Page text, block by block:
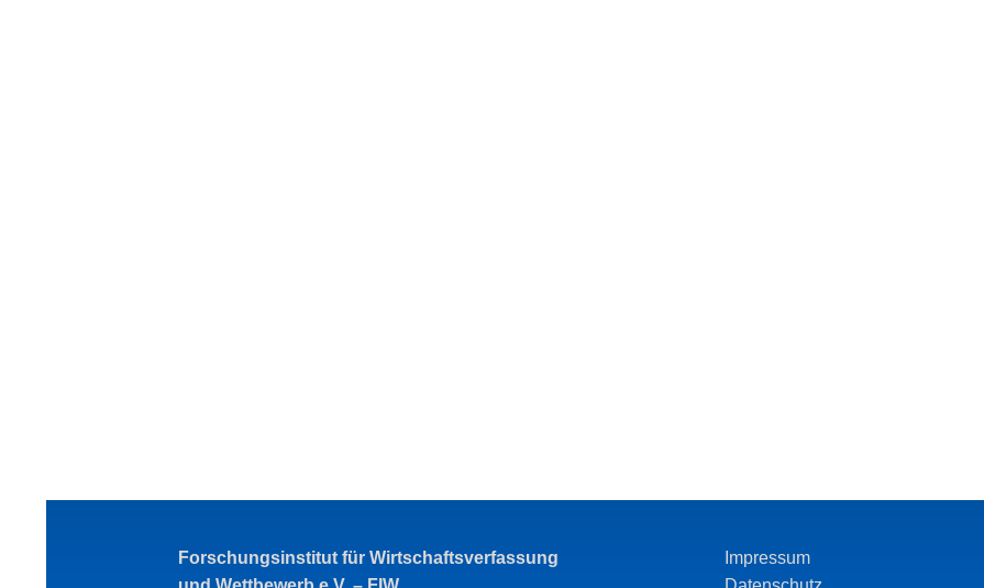
Forschungsinstitut für Wirtschaftsverfassung
Impressum